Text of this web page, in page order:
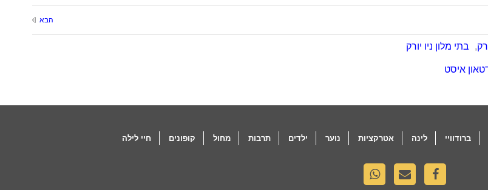
הבא
, בתי מלון ניו יורק
איסט
ברודוויי לינה אטרקציות נוער ילדים תרבות מחול קופונים חיי לילה